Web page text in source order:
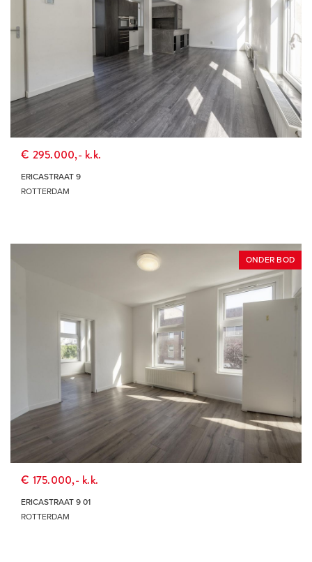
€ 295.000,- k.k.
ERICASTRAAT 9
ROTTERDAM
ONDER BOD
€ 175.000,- k.k.
ERICASTRAAT 9 01
ROTTERDAM